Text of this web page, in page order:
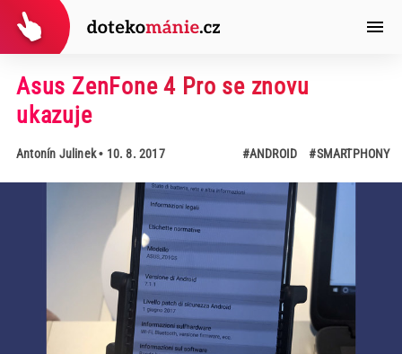
Asus ZenFone 4 Pro se znovu
ukazuje
Antonín Julinek• 10. 8. 2017 #ANDROID #SMARTPHONY